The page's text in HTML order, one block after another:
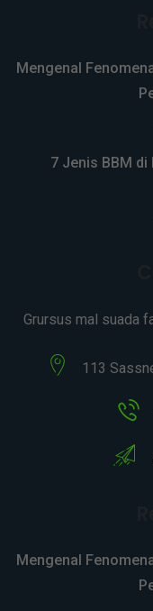
Mengenal
7 Jenis BBM
Grursus mal suada
113
Mengenal